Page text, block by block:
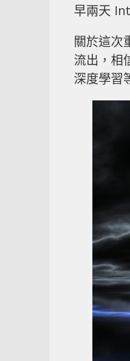
早兩天
關於這次
流出，相
深度學習